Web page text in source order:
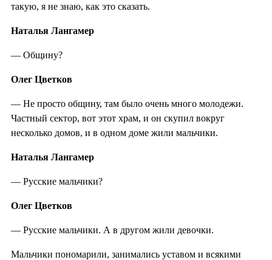
такую, я не знаю, как это сказать.
Наталья Лангамер
— Общину?
Олег Цветков
— Не просто общину, там было очень много молодежи.
Частный сектор, вот этот храм, и он скупил вокруг
несколько домов, и в одном доме жили мальчики.
Наталья Лангамер
— Русские мальчики?
Олег Цветков
— Русские мальчики. А в другом жили девочки.
Мальчики пономарили, занимались уставом и всякими